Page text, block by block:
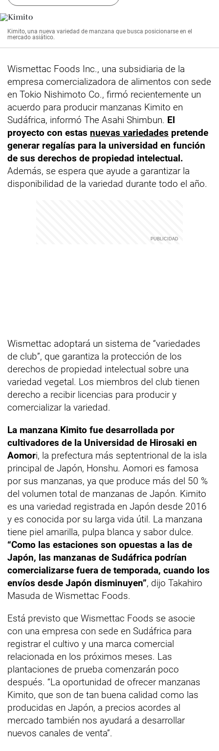
Kimito, una nueva variedad de manzana que busca posicionarse en el
mercado asiático.
Wismettac Foods Inc., una subsidiaria de la
empresa comercializadora de alimentos con sede
en Tokio Nishimoto Co., firmó recientemente un
acuerdo para producir manzanas Kimito en
Sudáfrica, informó The Asahi Shimbun. El
proyecto con estas nuevas variedades pretende
generar regalías para la universidad en función
de sus derechos de propiedad intelectual.
Además, se espera que ayude a garantizar la
disponibilidad de la variedad durante todo el año.
Wismettac adoptará un sistema de “variedades
de club”, que garantiza la protección de los
derechos de propiedad intelectual sobre una
variedad vegetal. Los miembros del club tienen
derecho a recibir licencias para producir y
comercializar la variedad.
La manzana Kimito fue desarrollada por
cultivadores de la Universidad de Hirosaki en
Aomori, la prefectura más septentrional de la isla
principal de Japón, Honshu. Aomori es famosa
por sus manzanas, ya que produce más del 50 %
del volumen total de manzanas de Japón. Kimito
es una variedad registrada en Japón desde 2016
y es conocida por su larga vida útil. La manzana
tiene piel amarilla, pulpa blanca y sabor dulce.
“Como las estaciones son opuestas a las de
Japón, las manzanas de Sudáfrica podrían
comercializarse fuera de temporada, cuando los
envíos desde Japón disminuyen”, dijo Takahiro
Masuda de Wismettac Foods.
Está previsto que Wismettac Foods se asocie
con una empresa con sede en Sudáfrica para
registrar el cultivo y una marca comercial
relacionada en los próximos meses. Las
plantaciones de prueba comenzarán poco
después. “La oportunidad de ofrecer manzanas
Kimito, que son de tan buena calidad como las
producidas en Japón, a precios acordes al
mercado también nos ayudará a desarrollar
nuevos canales de venta”.